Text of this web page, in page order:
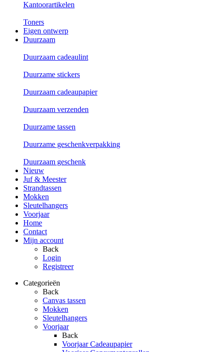
Kantoorartikelen
Toners
Eigen ontwerp
Duurzaam
Duurzaam cadeaulint
Duurzame stickers
Duurzaam cadeaupapier
Duurzaam verzenden
Duurzame tassen
Duurzame geschenkverpakking
Duurzaam geschenk
Nieuw
Juf & Meester
Strandtassen
Mokken
Sleutelhangers
Voorjaar
Home
Contact
Mijn account
Back
Login
Registreer
Categorieën
Back
Canvas tassen
Mokken
Sleutelhangers
Voorjaar
Back
Voorjaar Cadeaupapier